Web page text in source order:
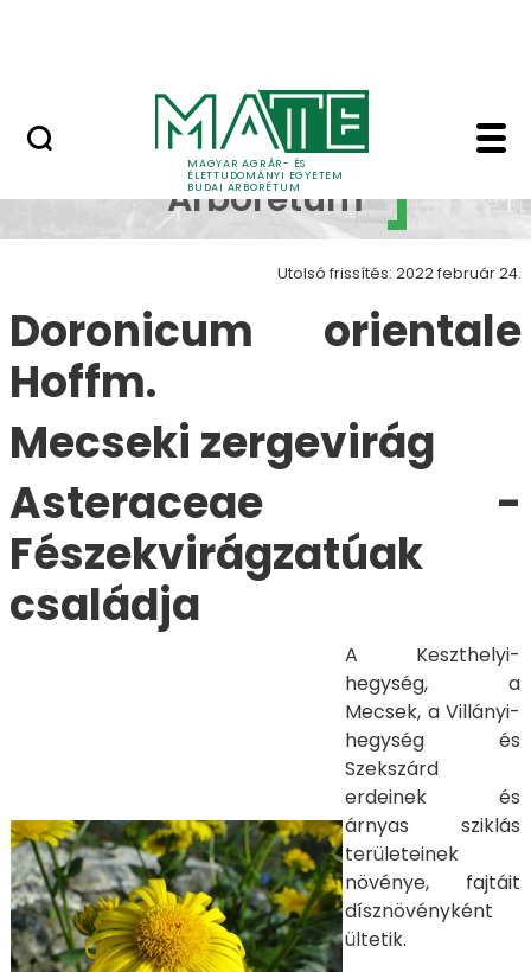
MAGYAR AGRÁR- ÉS
ÉLETTUDOMÁNYI EGYETEM
BUDAI ARBORÉTUM
Doronicum orientale
Budai
Arborétum
Utolsó frissítés: 2022 február 24.
Doronicum orientale
Hoffm.
Mecseki zergevirág
Asteraceae -
Fészekvirágzatúak
családja
A Keszthelyi-
hegység, a
Mecsek, a Villányi-
hegység és
Szekszárd
erdeinek és
árnyas sziklás
területeinek
növénye, fajtáit
dísznövényként
ültetik.